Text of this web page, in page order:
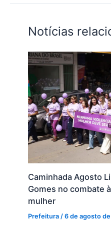
Notícias
Caminhada Agosto
Gomes no combate
mulher
Prefeitura /6 de agosto